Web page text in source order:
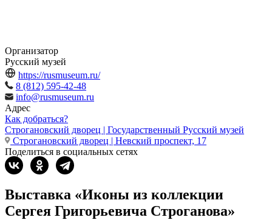
Организатор
Русский музей
https://rusmuseum.ru/
8 (812) 595-42-48
info@rusmuseum.ru
Адрес
Как добраться?
Строгановский дворец | Государственный Русский музей
Строгановский дворец | Невский проспект, 17
Поделиться в социальных сетях
Выставка «Иконы из коллекции
Сергея Григорьевича Строганова»